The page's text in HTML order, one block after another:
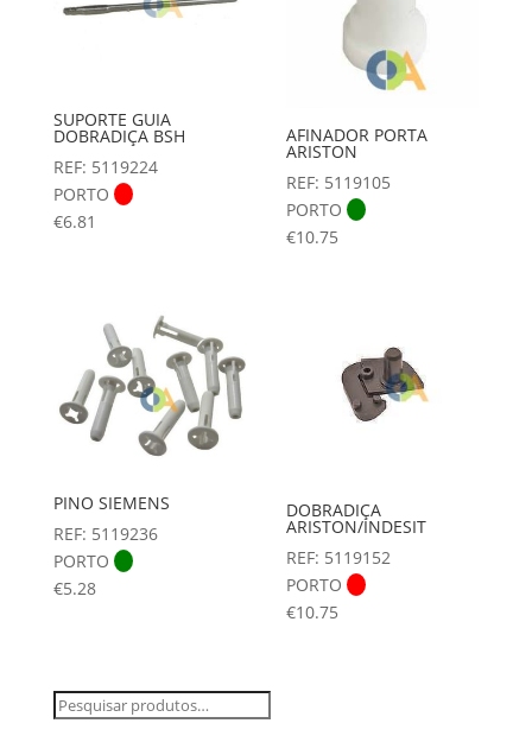
SUPORTE GUIA
DOBRADIÇA BSH
REF: 5119224
PORTO
€6.81
AFINADOR PORTA
ARISTON
REF: 5119105
PORTO
€10.75
PINO SIEMENS
REF: 5119236
PORTO
€5.28
DOBRADIÇA
ARISTON/INDESIT
REF: 5119152
PORTO
€10.75